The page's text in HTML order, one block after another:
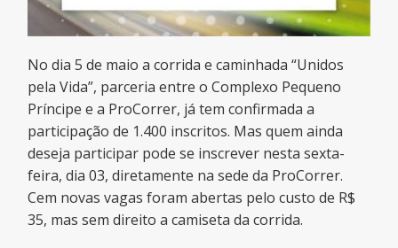
No dia 5 de maio a corrida e caminhada “Unidos
pela Vida”, parceria entre o Complexo Pequeno
Príncipe e a ProCorrer, já tem confirmada a
participação de 1.400 inscritos. Mas quem ainda
deseja participar pode se inscrever nesta sexta-
feira, dia 03, diretamente na sede da ProCorrer.
Cem novas vagas foram abertas pelo custo de R$
35, mas sem direito a camiseta da corrida.